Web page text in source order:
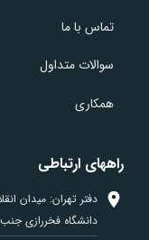
تماس با ما
سوالات متداول
همکاری
راههای ارتباطی
دفتر تهران: میدان
دانشگاه فخررازی جنب